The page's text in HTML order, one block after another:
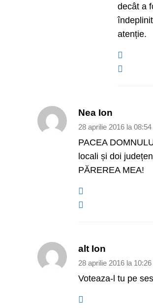
decât a
atenție.
Nea Ion
28 aprilie 2016 la 08:54
PACEA
locali și doi
PĂREREA MEA!
alt Ion
28 aprilie 2016 la 10:26
Voteaza-l tu pe